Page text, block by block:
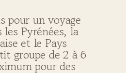
pour un voyage
Pyrénées, la
et le Pays
groupe de 2 à 6
pour des